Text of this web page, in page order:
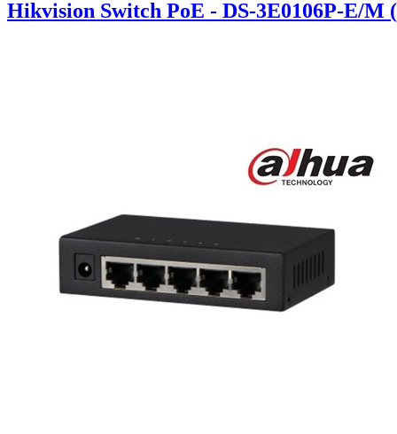
Hikvision Switch PoE - DS-3E0106P-E/M